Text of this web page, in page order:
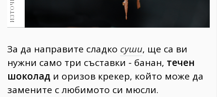
Здраве
382
Wellness
1816
За да направите сладко суши, ще са ви
нужни само три съставки - банан, течен
шоколад и оризов крекер, който може да
замените с любимото си мюсли.